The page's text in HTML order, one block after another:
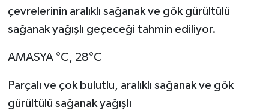
çevrelerinin aralıklı sağanak ve gök gürültülü
sağanak yağışlı geçeceği tahmin ediliyor.
AMASYA °C, 28°C
Parçalı ve çok bulutlu, aralıklı sağanak ve gök
gürültülü sağanak yağışlı